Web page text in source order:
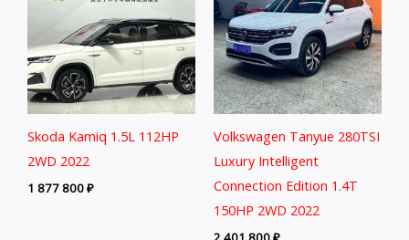
Skoda Kamiq 1.5L 112HP
2WD 2022
1 877 800₽
Volkswagen Tanyue 280TSI
Luxury Intelligent
Connection Edition 1.4T
150HP 2WD 2022